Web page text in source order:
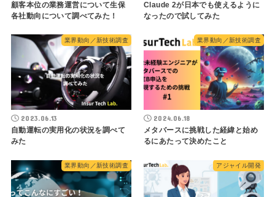
顧客本位の業務運営について生保
各社動向について調べてみた！
Claude 2が日本でも使えるように
なったので試してみた
業界動向／新技術調査
2023.06.13
自動運転の実用化の状況を調べて
みた
業界動向／新技術調査
2024.06.18
メタバースに挑戦した経緯と始め
るにあたって決めたこと
業界動向／新技術調査 アジャイル開発